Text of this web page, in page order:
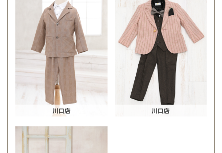
川口店 川口店